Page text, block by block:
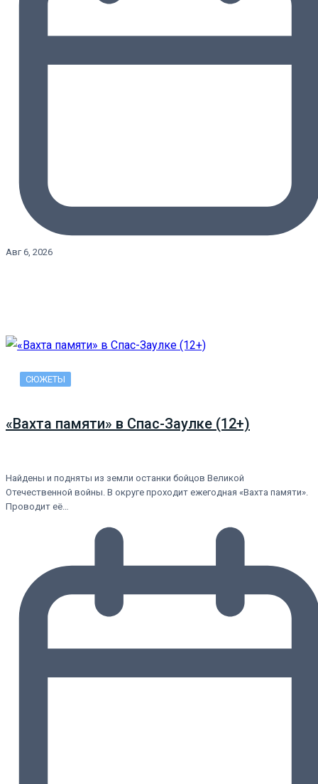
Авг 6, 2026
СЮЖЕТЫ
«Вахта памяти» в Спас-Заулке (12+)
Найдены и подняты из земли останки бойцов Великой
Отечественной войны. В округе проходит ежегодная «Вахта памяти».
Проводит её…